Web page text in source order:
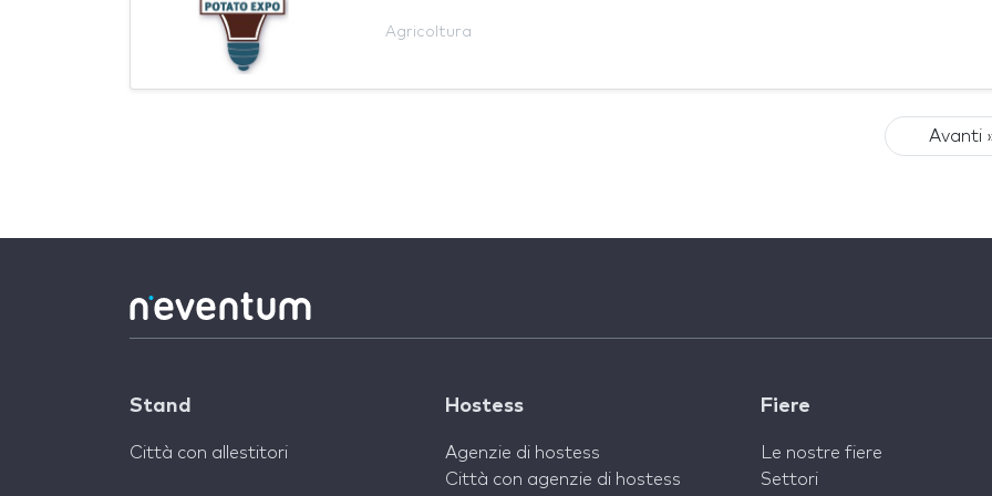
Agricoltura
Avanti
Stand
Città con allestitori
Hostess
Agenzie di hostess
Città con agenzie di hostess
Fiere
Le nostre fiere
Settori